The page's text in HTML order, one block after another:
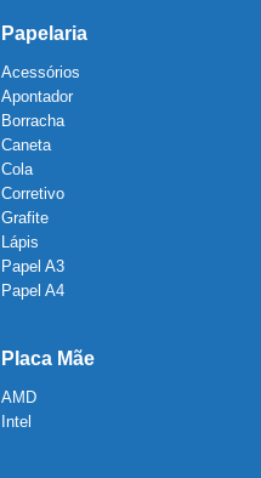
Papelaria
Acessórios
Apontador
Borracha
Caneta
Cola
Corretivo
Grafite
Lápis
Papel A3
Papel A4
Placa Mãe
AMD
Intel